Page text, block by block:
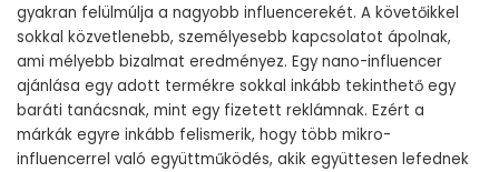
gyakran felülmúlja a nagyobb influencerekét. A követőikkel
sokkal közvetlenebb, személyesebb kapcsolatot ápolnak,
ami mélyebb bizalmat eredményez. Egy nano-influencer
ajánlása egy adott termékre sokkal inkább tekinthető egy
baráti tanácsnak, mint egy fizetett reklámnak. Ezért a
márkák egyre inkább felismerik, hogy több mikro-
influencerrel való együttműködés, akik együttesen lefednek